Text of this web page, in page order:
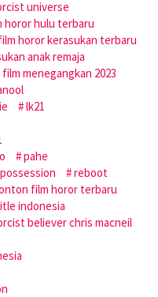
universe
horor hulu terbaru
horor kerasukan terbaru
anak remaja
film menegangkan 2023
lk21
pahe
possession
reboot
film horor terbaru
indonesia
believer chris macneil